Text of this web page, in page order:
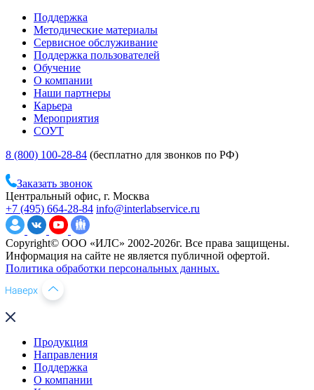
Поддержка
Методические материалы
Сервисное обслуживание
Поддержка пользователей
Обучение
О компании
Наши партнеры
Карьера
Мероприятия
СОУТ
8 (800) 100-28-84 (бесплатно для звонков по РФ)
Заказать звонок
Центральный офис, г. Москва
+7 (495) 664-28-84 info@interlabservice.ru
Copyright© ООО «ИЛС» 2002-2026г. Все права защищены.
Информация на сайте не является публичной офертой.
Политика обработки персональных данных.
Продукция
Направления
Поддержка
О компании